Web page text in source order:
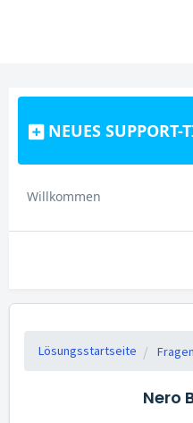
NEUES SUPPORT-
Willkommen
Lösungsstartseite
Nero